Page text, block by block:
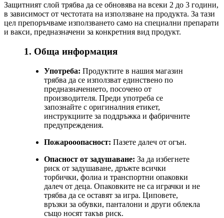
Защитният слой трябва да се обновява на всеки 2 до 3 години,
в зависимост от честотата на използване на продукта. За тази
цел препоръчваме използването само на специални препарати
и вакси, предназначени за конкретния вид продукт.
1. Обща информация
Употреба: Продуктите в нашия магазин
трябва да се използват единствено по
предназначението, посочено от
производителя. Преди употреба се
запознайте с оригиналния етикет,
инструкциите за поддръжка и фабричните
предупреждения.
Пожарооопасност: Пазете далеч от огън.
Опасност от задушаване: За да избегнете
риск от задушаване, дръжте всички
торбички, фолиа и транспортни опаковки
далеч от деца. Опаковките не са играчки и не
трябва да се оставят за игра. Циповете,
връзки за обувки, панталони и други облекла
също носят такъв риск.